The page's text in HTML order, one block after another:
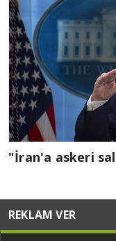
"İran'a askeri
REKLAM VER